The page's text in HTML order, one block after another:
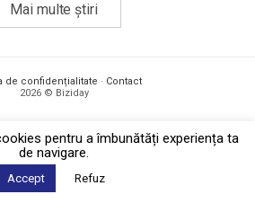
Mai multe știri
de confidențialitate · Contact
2026 © Biziday
pentru a îmbunătăți experiența ta
de navigare.
Accept Refuz